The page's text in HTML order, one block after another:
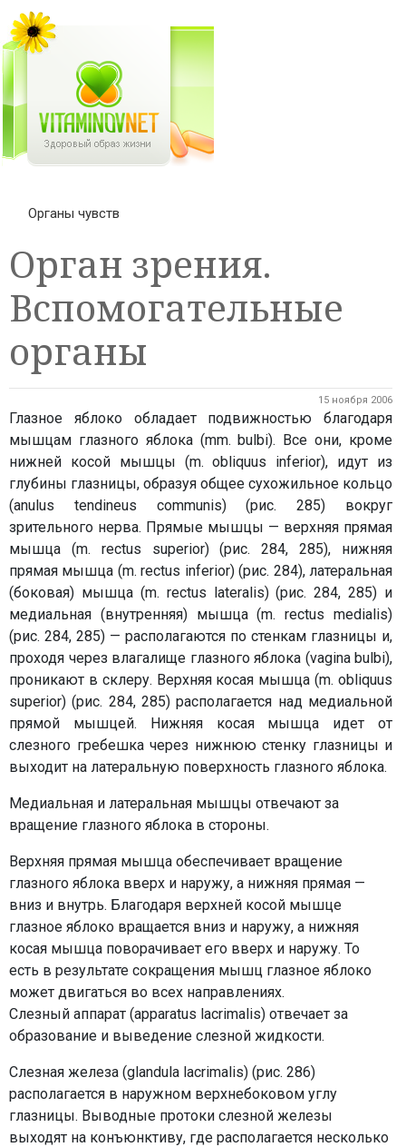
Органы чувств
Орган зрения.
Вспомогательные
органы
15 ноября 2006
Глазное яблоко обладает подвижностью благодаря
мышцам глазного яблока (mm. bulbi). Все они, кроме
нижней косой мышцы (m. obliquus inferior), идут из
глубины глазницы, образуя общее сухожильное кольцо
(anulus tendineus communis) (рис. 285) вокруг
зрительного нерва. Прямые мышцы — верхняя прямая
мышца (m. rectus superior) (рис. 284, 285), нижняя
прямая мышца (m. rectus inferior) (рис. 284), латеральная
(боковая) мышца (m. rectus lateralis) (рис. 284, 285) и
медиальная (внутренняя) мышца (m. rectus medialis)
(рис. 284, 285) — располагаются по стенкам глазницы и,
проходя через влагалище глазного яблока (vagina bulbi),
проникают в склеру. Верхняя косая мышца (m. obliquus
superior) (рис. 284, 285) располагается над медиальной
прямой мышцей. Нижняя косая мышца идет от
слезного гребешка через нижнюю стенку глазницы и
выходит на латеральную поверхность глазного яблока.
Медиальная и латеральная мышцы отвечают за
вращение глазного яблока в стороны.
Верхняя прямая мышца обеспечивает вращение
глазного яблока вверх и наружу, а нижняя прямая —
вниз и внутрь. Благодаря верхней косой мышце
глазное яблоко вращается вниз и наружу, а нижняя
косая мышца поворачивает его вверх и наружу. То
есть в результате сокращения мышц глазное яблоко
может двигаться во всех направлениях.
Слезный аппарат (apparatus lacrimalis) отвечает за
образование и выведение слезной жидкости.
Слезная железа (glandula lacrimalis) (рис. 286)
располагается в наружном верхнебоковом углу
глазницы. Выводные протоки слезной железы
выходят на конъюнктиву, где располагается несколько